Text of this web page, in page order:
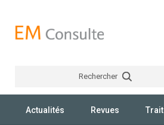
Rechercher
Actualités Revues